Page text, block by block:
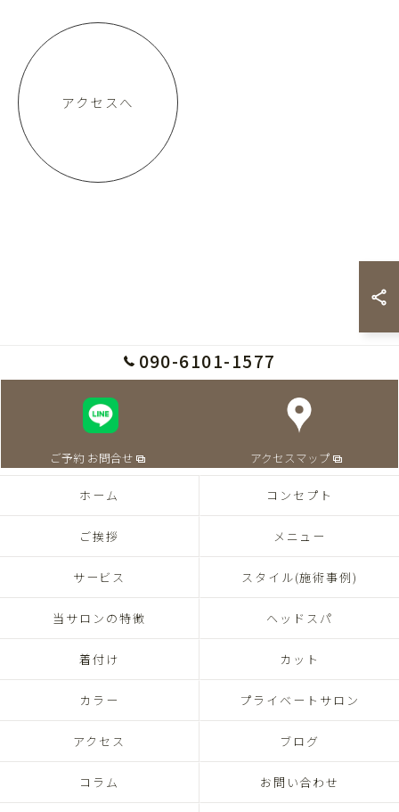
アクセスへ
090-6101-1577
ご予約 お問合せ アクセスマップ
ホーム コンセプト
ご挨拶 メニュー
サービス スタイル(施術事例)
当サロンの特徴 ヘッドスパ
着付け カット
カラー プライベートサロン
アクセス ブログ
コラム お問い合わせ